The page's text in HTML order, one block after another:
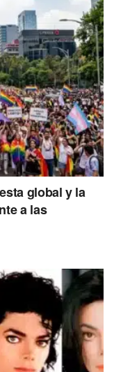
global y la
a las